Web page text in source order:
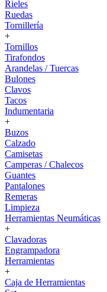
Rieles
Ruedas
Tornillería
+
Tornillos
Tirafondos
Arandelas / Tuercas
Bulones
Clavos
Tacos
Indumentaria
+
Buzos
Calzado
Camisetas
Camperas / Chalecos
Guantes
Pantalones
Remeras
Limpieza
Herramientas Neumáticas
+
Clavadoras
Engrampadora
Herramientas
+
Caja de Herramientas